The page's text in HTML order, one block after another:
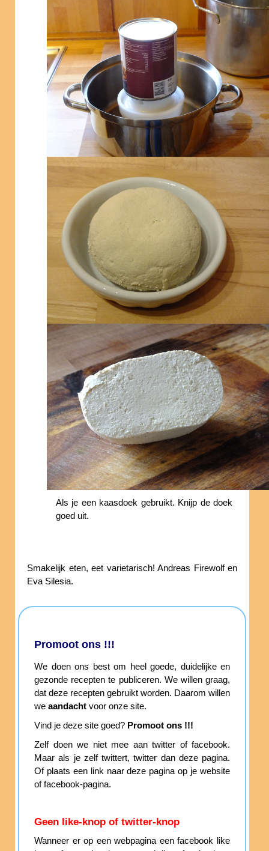
Als je een kaasdoek gebruikt. Knijp de doek
goed uit.
Smakelijk eten, eet varietarisch! Andreas Firewolf en
Eva Silesia.
Promoot ons !!!
We doen ons best om heel goede, duidelijke en
gezonde recepten te publiceren. We willen graag,
dat deze recepten gebruikt worden. Daarom willen
we aandacht voor onze site.
Vind je deze site goed? Promoot ons !!!
Zelf doen we niet mee aan twitter of facebook.
Maar als je zelf twittert, twitter dan deze pagina.
Of plaats een link naar deze pagina op je website
of facebook-pagina.
Geen like-knop of twitter-knop
Wanneer er op een webpagina een facebook like